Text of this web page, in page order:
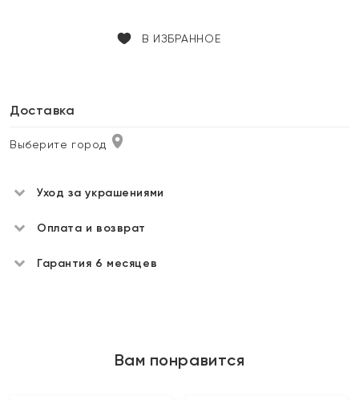
В ИЗБРАННОЕ
Доставка
Выберите город
Уход за украшениями
Оплата и возврат
Гарантия 6 месяцев
Вам понравится